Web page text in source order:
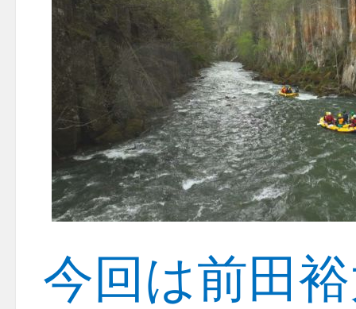
今回は前田